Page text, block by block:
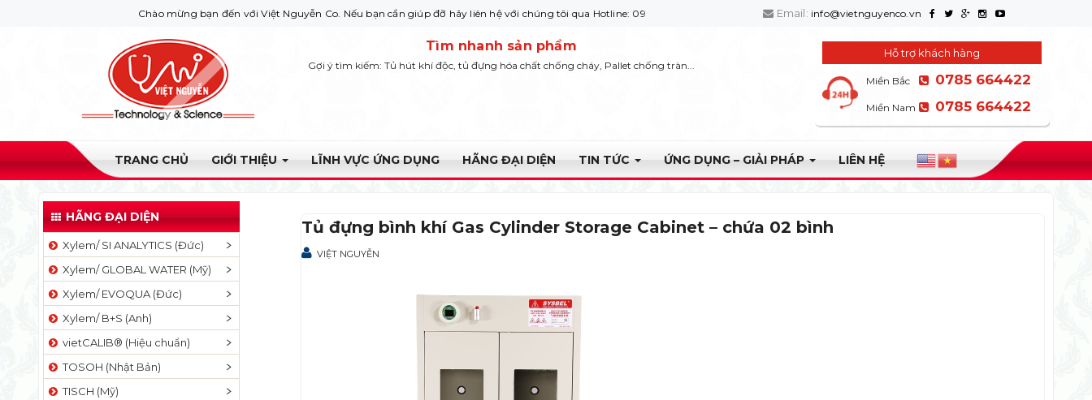
Chào mừng bạn đến với Việt Nguyễn Co. Nếu bạn cần giúp đỡ hãy liên hệ với chúng tôi qua Hotline: 0932 664422 Email: info@vietnguyenco.vn
Tìm nhanh sản phẩm
Gợi ý tìm kiếm: Tủ hút khí độc, tủ đựng hóa chất chống cháy, Pallet chống tràn...
Hỗ trợ khách hàng
Miền Bắc 0785 664422
Miền Nam 0785 664422
TRANG CHỦ GIỚI THIỆU LĨNH VỰC ỨNG DỤNG HÃNG ĐẠI DIỆN TIN TỨC ỨNG DỤNG – GIẢI PHÁP LIÊN HỆ
Tủ đựng bình khí Gas Cylinder Storage Cabinet – chứa 02 bình
VIỆT NGUYỄN
HÃNG ĐẠI DIỆN
Xylem/ SI ANALYTICS (Đức)
Xylem/ GLOBAL WATER (Mỹ)
Xylem/ EVOQUA (Đức)
Xylem/ B+S (Anh)
vietCALIB® (Hiệu chuẩn)
TOSOH (Nhật Bản)
TISCH (Mỹ)